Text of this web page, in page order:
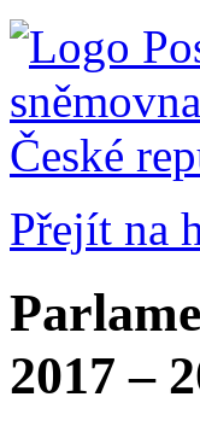
Přejít na
2017 –